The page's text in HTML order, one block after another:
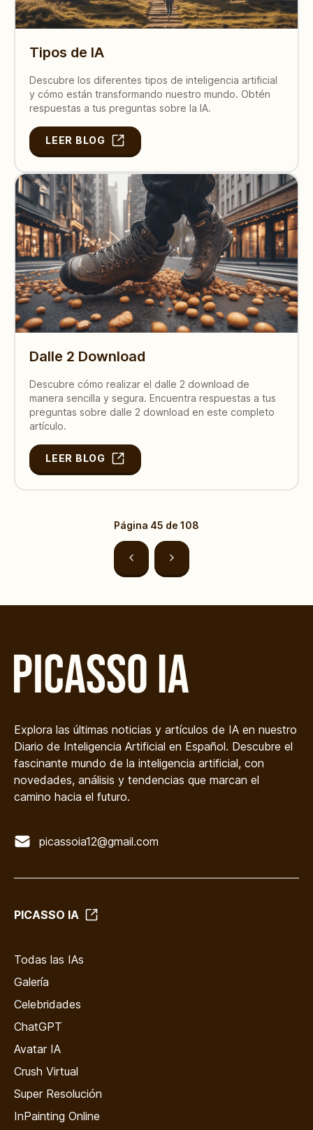
Tipos de IA
Descubre los diferentes tipos de inteligencia artificial
y cómo están transformando nuestro mundo. Obtén
respuestas a tus preguntas sobre la IA.
LEER BLOG
Dalle 2 Download
Descubre cómo realizar el dalle 2 download de
manera sencilla y segura. Encuentra respuestas a tus
preguntas sobre dalle 2 download en este completo
artículo.
LEER BLOG
Página 45 de 108
Explora las últimas noticias y artículos de IA en nuestro
Diario de Inteligencia Artificial en Español. Descubre el
fascinante mundo de la inteligencia artificial, con
novedades, análisis y tendencias que marcan el
camino hacia el futuro.
picassoia12@gmail.com
PICASSO IA
Todas las IAs
Galería
Celebridades
ChatGPT
Avatar IA
Crush Virtual
Super Resolución
InPainting Online